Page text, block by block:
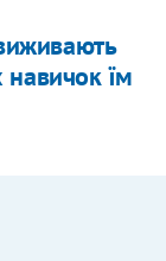
навичок їм